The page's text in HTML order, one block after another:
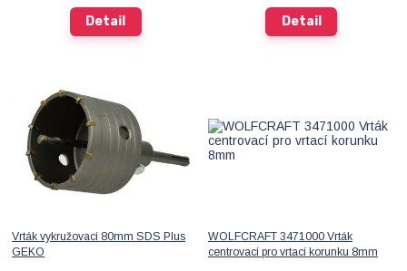
Detail Detail
Vrták vykružovací 80mm SDS Plus
GEKO
WOLFCRAFT 3471000 Vrták
centrovací pro vrtací korunku 8mm